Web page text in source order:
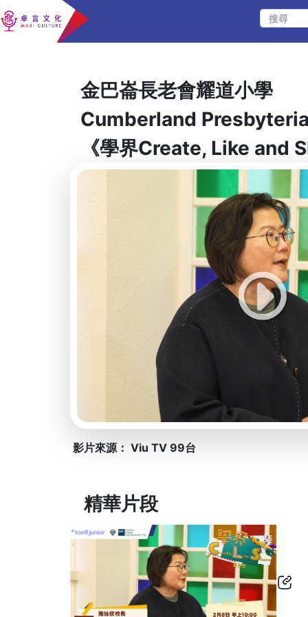
金巴崙長老會耀道小學
Cumberland
《學界Create, Like and
影片來源： Viu TV 99台
精華片段